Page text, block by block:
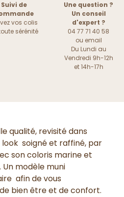
Suivi de
vos colis
sérénité
Une question ?
Un conseil
d'expert ?
04 77 71 40 58
ou email
Du Lundi au
Vendredi 9h-12h
et 14h-17h
qualité, revisité dans
look soigné et raffiné, par
son coloris marine et
modèle muni
afin de vous
bien être et de confort.